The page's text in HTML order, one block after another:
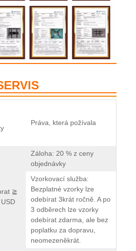
Práva, která požívala
≧
Záloha: 20 % z ceny
objednávky
Vzorkovací služba:
Bezplatné vzorky lze
odebírat 3krát ročně. A po
3 odběrech lze vzorky
odebírat zdarma, ale bez
poplatku za dopravu,
neomezeněkrát.